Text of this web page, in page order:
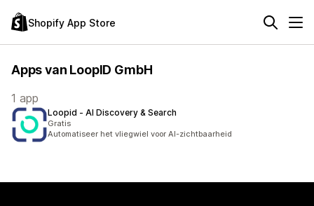
Shopify App Store
Apps van LoopID GmbH
1 app
Loopid ‑ AI Discovery & Search
Gratis
Automatiseer het vliegwiel voor AI-zichtbaarheid